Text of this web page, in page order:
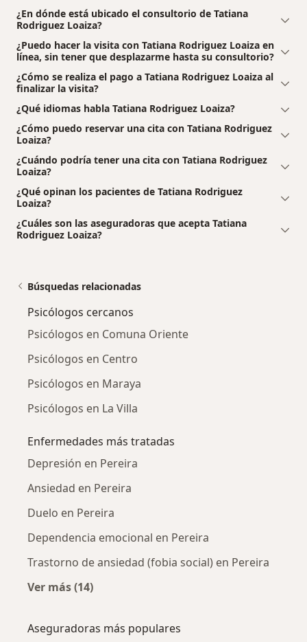
¿En dónde está ubicado el consultorio de Tatiana
Rodriguez Loaiza?
¿Puedo hacer la visita con Tatiana Rodriguez Loaiza en
línea, sin tener que desplazarme hasta su consultorio?
¿Cómo se realiza el pago a Tatiana Rodriguez Loaiza al
finalizar la visita?
¿Qué idiomas habla Tatiana Rodriguez Loaiza?
¿Cómo puedo reservar una cita con Tatiana Rodriguez
Loaiza?
¿Cuándo podría tener una cita con Tatiana Rodriguez
Loaiza?
¿Qué opinan los pacientes de Tatiana Rodriguez
Loaiza?
¿Cuáles son las aseguradoras que acepta Tatiana
Rodriguez Loaiza?
Búsquedas relacionadas
Psicólogos cercanos
Psicólogos en Comuna Oriente
Psicólogos en Centro
Psicólogos en Maraya
Psicólogos en La Villa
Enfermedades más tratadas
Depresión en Pereira
Ansiedad en Pereira
Duelo en Pereira
Dependencia emocional en Pereira
Trastorno de ansiedad (fobia social) en Pereira
Ver más (14)
Aseguradoras más populares